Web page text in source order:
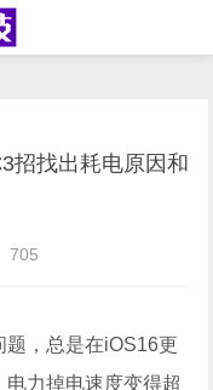
招找出耗电原因和
705
，总是在iOS16更
力掉电速度变得超